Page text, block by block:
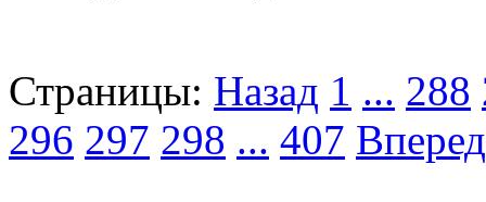
Страницы: Назад 1 ... 288
296 297 298 ... 407 Вперед